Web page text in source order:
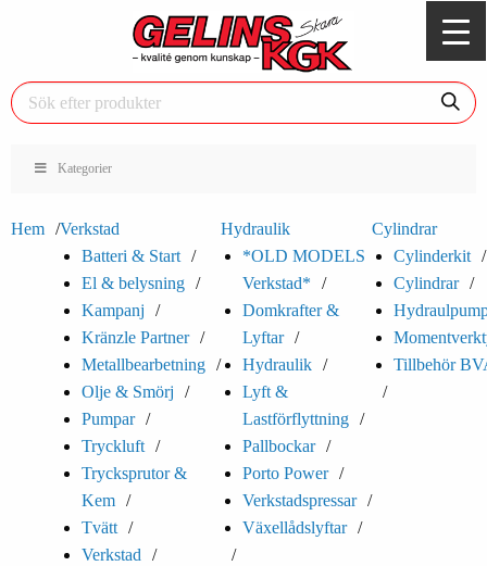
Kategorier
Hem
Verkstad
Batteri & Start
El & belysning
Kampanj
Kränzle Partner
Metallbearbetning
Olje & Smörj
Pumpar
Tryckluft
Trycksprutor &
Kem
Tvätt
Verkstad
Hydraulik
*OLD MODELS
Verkstad*
Domkrafter &
Lyftar
Hydraulik
Lyft &
Lastförflyttning
Pallbockar
Porto Power
Verkstadspressar
Växellådslyftar
Cylindrar
Cylinderkit
Cylindrar
Tillbehör